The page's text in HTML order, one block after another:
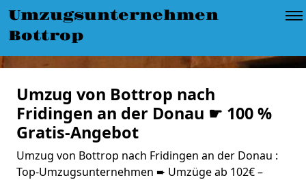
Umzugsunternehmen
Bottrop
Umzug von Bottrop nach
Fridingen an der Donau ☛ 100 %
Gratis-Angebot
Umzug von Bottrop nach Fridingen an der Donau :
Top-Umzugsunternehmen ➨ Umzüge ab 102€ –